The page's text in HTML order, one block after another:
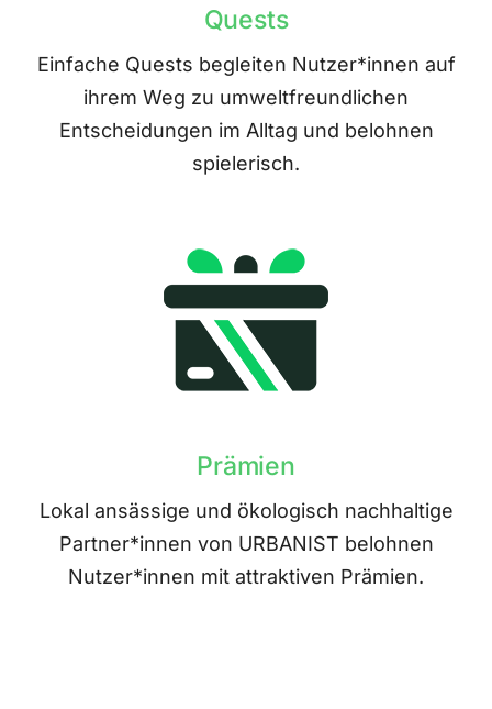
Quests
Einfache Quests begleiten Nutzer*innen auf
ihrem Weg zu umweltfreundlichen
Entscheidungen im Alltag und belohnen
spielerisch.
Prämien
Lokal ansässige und ökologisch nachhaltige
Partner*innen von URBANIST belohnen
Nutzer*innen mit attraktiven Prämien.